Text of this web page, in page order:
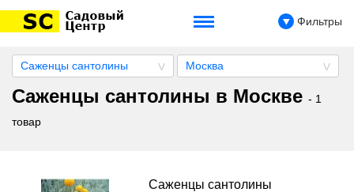
Фильтры
Саженцы сантолины Москва
Саженцы сантолины в Москве - 1
товар
Саженцы сантолины